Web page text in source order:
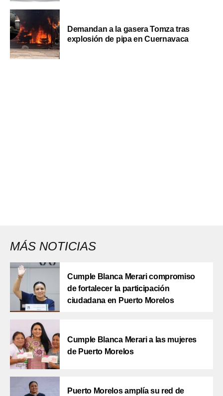
Demandan a la gasera Tomza tras
explosión de pipa en Cuernavaca
MÁS NOTICIAS
Cumple Blanca Merari compromiso
de fortalecer la participación
ciudadana en Puerto Morelos
Cumple Blanca Merari a las mujeres
de Puerto Morelos
Puerto Morelos amplía su red de